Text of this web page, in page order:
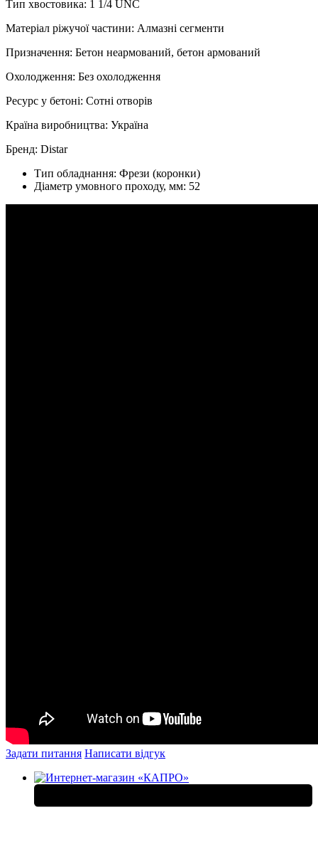
Тип хвостовика: 1 1/4 UNC
Матеріал ріжучої частини: Алмазні сегменти
Призначення: Бетон неармований, бетон армований
Охолодження: Без охолодження
Ресурс у бетоні: Сотні отворів
Країна виробництва: Україна
Бренд: Distar
Тип обладнання: Фрези (коронки)
Діаметр умовного проходу, мм: 52
Задати питання Написати відгук